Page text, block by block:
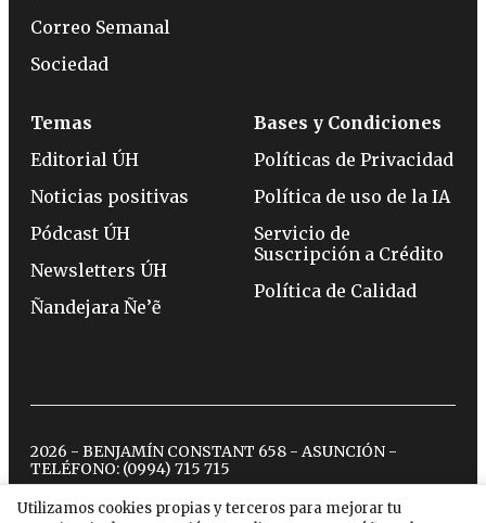
Utilizamos cookies propias y terceros para mejorar tu
Correo Semanal
Sociedad
Temas
Editorial ÚH
Noticias positivas
Pódcast ÚH
Newsletters ÚH
Ñandejara Ñe’ẽ
Bases y Condiciones
Políticas de Privacidad
Política de uso de la IA
Servicio de
Suscripción a Crédito
Política de Calidad
2026 - BENJAMÍN CONSTANT 658 - ASUNCIÓN -
TELÉFONO: (0994) 715 715